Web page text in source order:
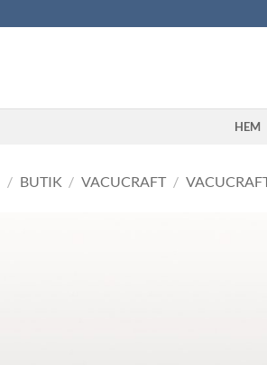
HEM
/ BUTIK / VACUCRAFT /